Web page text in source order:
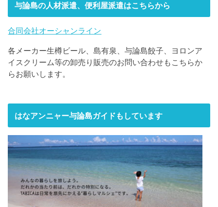
与論島の人材派遣、便利屋派遣はこちらから
合同会社オーシャンライン
各メーカー生樽ビール、島有泉、与論島餃子、ヨロンア
イスクリーム等の卸売り販売のお問い合わせもこちらか
らお願いします。
はなアンニャー与論島ガイドもしています